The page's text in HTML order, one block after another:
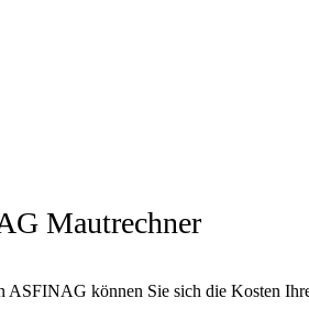
Mautrechner
ASFINAG können Sie sich die Kosten